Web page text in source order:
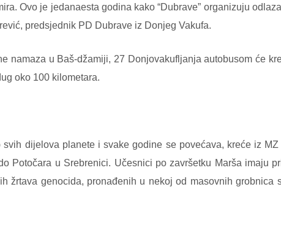
Ovo je jedanaesta godina kako “Dubrave” organizuju
predsjednik PD Dubrave iz Donjeg Vakufa.
namaza u Baš-džamiji, 27 Donjovakufljanja autobusom će
oko 100 kilometara.
dijelova planete i svake godine se povećava, kreće iz
Potočara u Srebrenici. Učesnici po završetku Marša imaju
žrtava genocida, pronađenih u nekoj od masovnih